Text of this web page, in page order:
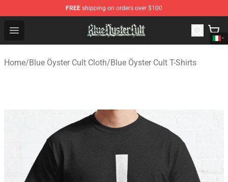
FREE shipping on orders over $100
Open menu
Blue Öyster Cult Store - Official Blue Öyster Cult
Home/Blue Öyster Cult Cloth/Blue Öyster Cult T-Shirts